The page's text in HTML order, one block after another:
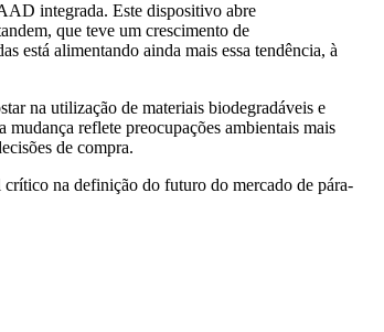
integrada. Este dispositivo abre
que teve um crescimento de
está alimentando ainda mais essa tendência, à
na utilização de materiais biodegradáveis ​​e
reflete preocupações ambientais mais
de compra.
crítico na definição do futuro do mercado de pára-